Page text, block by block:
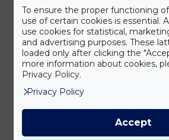
Kedvezmények
Vásárolj nagyobb mennyiségben és
Készleten lévő termékeinket akár 24 órán
To ensure the proper functioning
use of certain cookies is essential.
use cookies for statistical,
and advertising purposes. These
loaded only after clicking the
more information about cookies,
Privacy Policy.
Privacy Policy
Accept